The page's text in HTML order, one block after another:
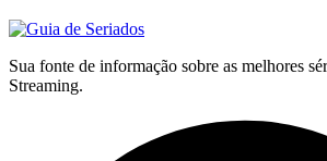
Sua fonte de informação sobre as melhores
Streaming.